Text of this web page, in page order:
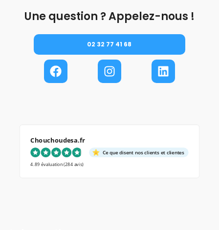
Une question ? Appelez-nous !
02 32 77 41 68
Chouchoudesa.fr
Ce que disent nos clients et clientes
4.89 évaluation(284 avis)